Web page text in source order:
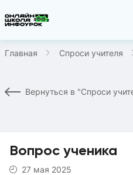
Главная Спроси учителя
Вернуться в "Спроси
Вопрос ученика
27 мая 2025